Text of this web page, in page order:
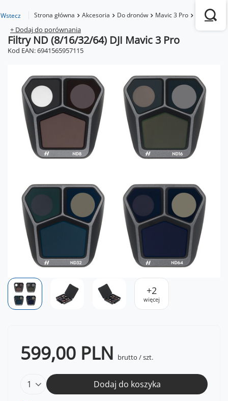
Wstecz Strona główna Akcesoria Do dronów Mavic 3 Pro Filtry ND
+ Dodaj do porównania
Filtry ND (8/16/32/64) DJI Mavic 3 Pro
Kod EAN: 6941565957115
+2
więcej
599,00 PLN brutto /szt.
Dodaj do koszyka